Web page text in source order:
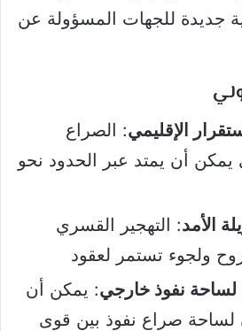
جديدة للجهات المسؤولة عن
الإقليمي: الصراع
يمكن أن يمتد عبر الحدود نحو
الأمد: التهجير القسري
ولجوء تستمر لعقود
لساحة نفوذ خارجي: يمكن أن
لساحة صراع نفوذ بين قوى